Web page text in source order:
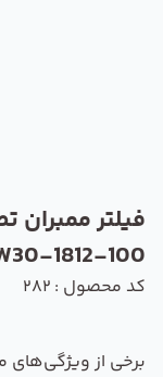
فیلتر ممبران
1812-100
کد محصول : 282
برخی از ویژگی‌های